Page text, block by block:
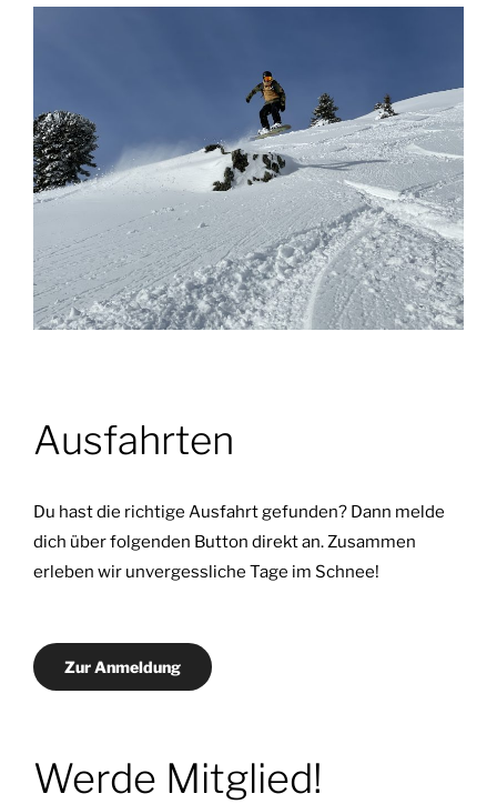
Ausfahrten
Du hast die richtige Ausfahrt gefunden? Dann melde
dich über folgenden Button direkt an. Zusammen
erleben wir unvergessliche Tage im Schnee!
Zur Anmeldung
Werde Mitglied!